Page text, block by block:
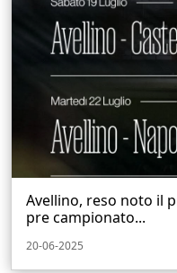
Avellino, reso noto il
pre campionato...
20-06-2025